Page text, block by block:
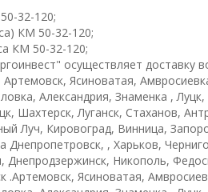
32-120;
КМ 50-32-120;
КМ 50-32-120;
осуществляет доставку
Ясиноватая,
Александрия, Знаменка ,
Шахтерск, Луганск, Стаханов,
Луч, Кировоград, Винница,
Днепропетровск, , Харьков,
Днепродзержинск, Никополь,
.Артемовск, Ясиноватая,